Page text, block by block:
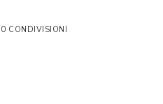
0 CONDIVISIONI